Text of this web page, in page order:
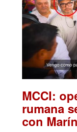
MCCI:
rumana
con Marín